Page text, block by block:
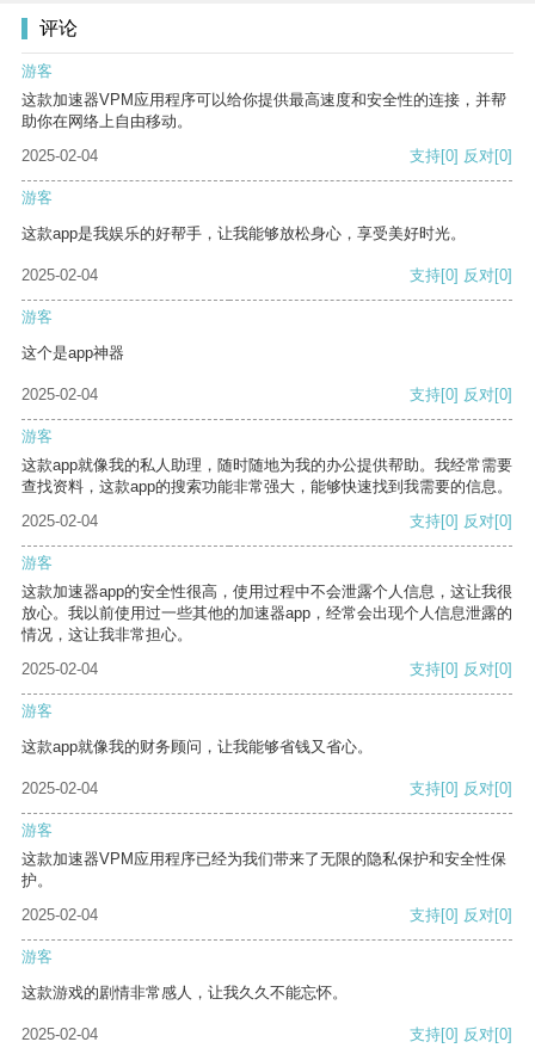
评论
游客
这款加速器VPM应用程序可以给你提供最高速度和安全性的连接，并帮
助你在网络上自由移动。
2025-02-04
支持[0] 反对[0]
游客
这款app是我娱乐的好帮手，让我能够放松身心，享受美好时光。
2025-02-04 支持[0] 反对[0]
游客
这个是app神器
2025-02-04 支持[0] 反对[0]
游客
这款app就像我的私人助理，随时随地为我的办公提供帮助。我经常需要
查找资料，这款app的搜索功能非常强大，能够快速找到我需要的信息。
2025-02-04
支持[0] 反对[0]
游客
这款加速器app的安全性很高，使用过程中不会泄露个人信息，这让我很
放心。我以前使用过一些其他的加速器app，经常会出现个人信息泄露的
情况，这让我非常担心。
2025-02-04
支持[0] 反对[0]
游客
这款app就像我的财务顾问，让我能够省钱又省心。
2025-02-04 支持[0] 反对[0]
游客
这款加速器VPM应用程序已经为我们带来了无限的隐私保护和安全性保
护。
2025-02-04
支持[0] 反对[0]
游客
这款游戏的剧情非常感人，让我久久不能忘怀。
2025-02-04 支持[0] 反对[0]